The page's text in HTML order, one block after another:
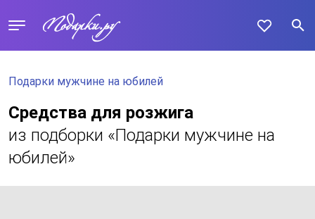
Подарки мужчине на юбилей
Средства для розжига
из подборки «Подарки мужчине на
юбилей»